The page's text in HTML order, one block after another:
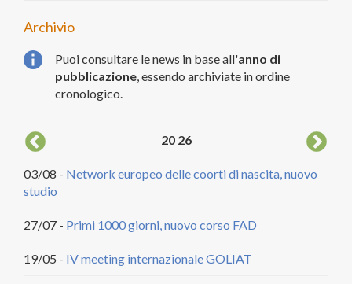
Archivio
Puoi consultare le news in base all'anno di
pubblicazione , essendo archiviate in ordine
cronologico.
20 26
03/08 - Network europeo delle coorti di nascita, nuovo
studio
27/07 - Primi 1000 giorni, nuovo corso FAD
19/05 - IV meeting internazionale GOLIAT